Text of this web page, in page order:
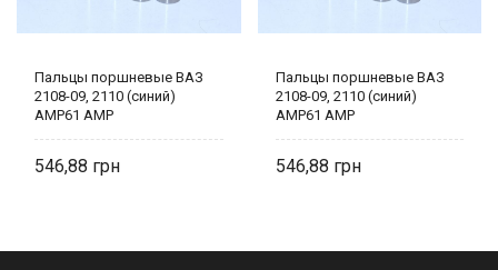
Пальцы поршневые ВАЗ
2108-09, 2110 (синий)
АМP61 AMP
546,88
Пальцы поршневые ВАЗ
2108-09, 2110 (синий)
АМP61 AMP
546,88